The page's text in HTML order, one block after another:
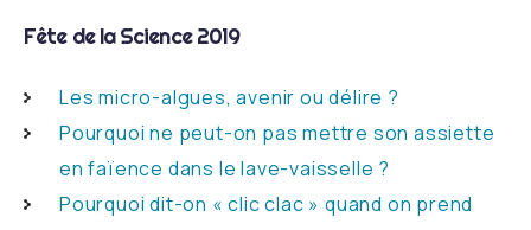
Fête de la Science 2019
Les micro-algues, avenir ou délire ?
Pourquoi ne peut-on pas mettre son assiette
en faïence dans le lave-vaisselle ?
Pourquoi dit-on « clic clac » quand on prend